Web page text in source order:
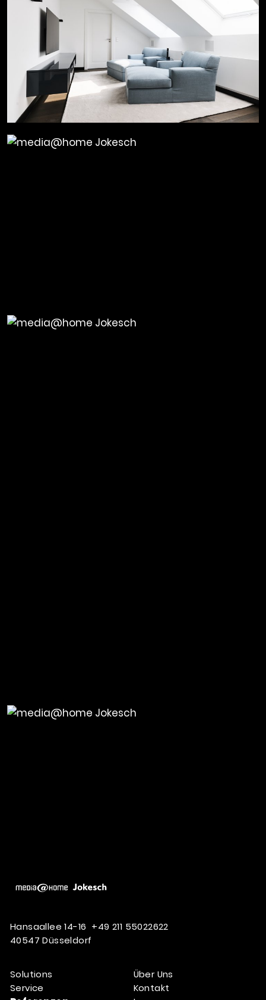
Hansaallee 14-16
40547 Düsseldorf
+49 211 55022622
Solutions
Service
Über Uns
Kontakt